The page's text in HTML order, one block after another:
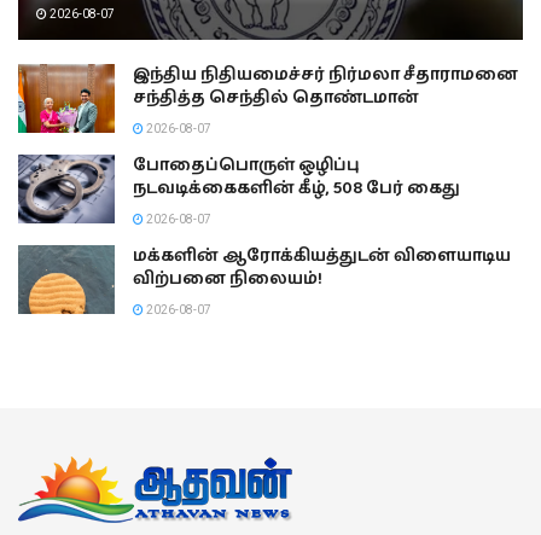
2026-08-07
இந்திய நிதியமைச்சர் நிர்மலா சீதாராமனை
சந்தித்த செந்தில் தொண்டமான்
2026-08-07
போதைப்பொருள் ஒழிப்பு
நடவடிக்கைகளின் கீழ், 508 பேர் கைது
2026-08-07
மக்களின் ஆரோக்கியத்துடன் விளையாடிய
விற்பனை நிலையம்!
2026-08-07